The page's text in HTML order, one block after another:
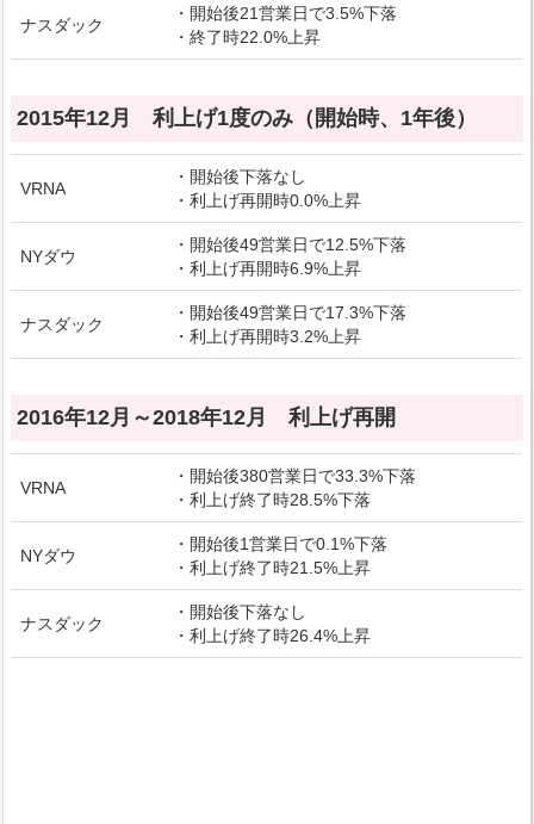
ナスダック
・開始後21営業日で3.5%下落
・終了時22.0%上昇
2015年12月 利上げ1度のみ（開始時、1年後）
VRNA
・開始後下落なし
・利上げ再開時0.0%上昇
NYダウ
・開始後49営業日で12.5%下落
・利上げ再開時6.9%上昇
ナスダック
・開始後49営業日で17.3%下落
・利上げ再開時3.2%上昇
2016年12月～2018年12月 利上げ再開
VRNA
・開始後380営業日で33.3%下落
・利上げ終了時28.5%下落
NYダウ
・開始後1営業日で0.1%下落
・利上げ終了時21.5%上昇
ナスダック
・開始後下落なし
・利上げ終了時26.4%上昇